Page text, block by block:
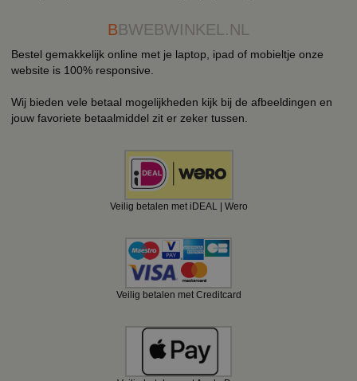
BBWEBWINKEL.NL
Bestel gemakkelijk online met je laptop, ipad of mobieltje onze
website is 100% responsive.
Wij bieden vele betaal mogelijkheden kijk bij de afbeeldingen en
jouw favoriete betaalmiddel zit er zeker tussen.
Veilig betalen met iDEAL | Wero
Veilig betalen met Creditcard